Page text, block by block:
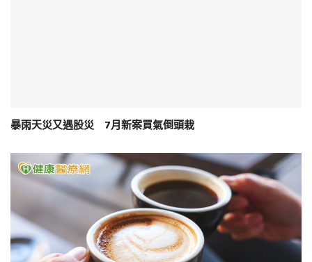
暴雨天災又遇股災 7月新案買氣倒頭栽